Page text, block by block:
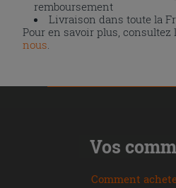
remboursement
Livraison dans toute la
Pour en savoir plus, consultez
nous
Vos
Comment